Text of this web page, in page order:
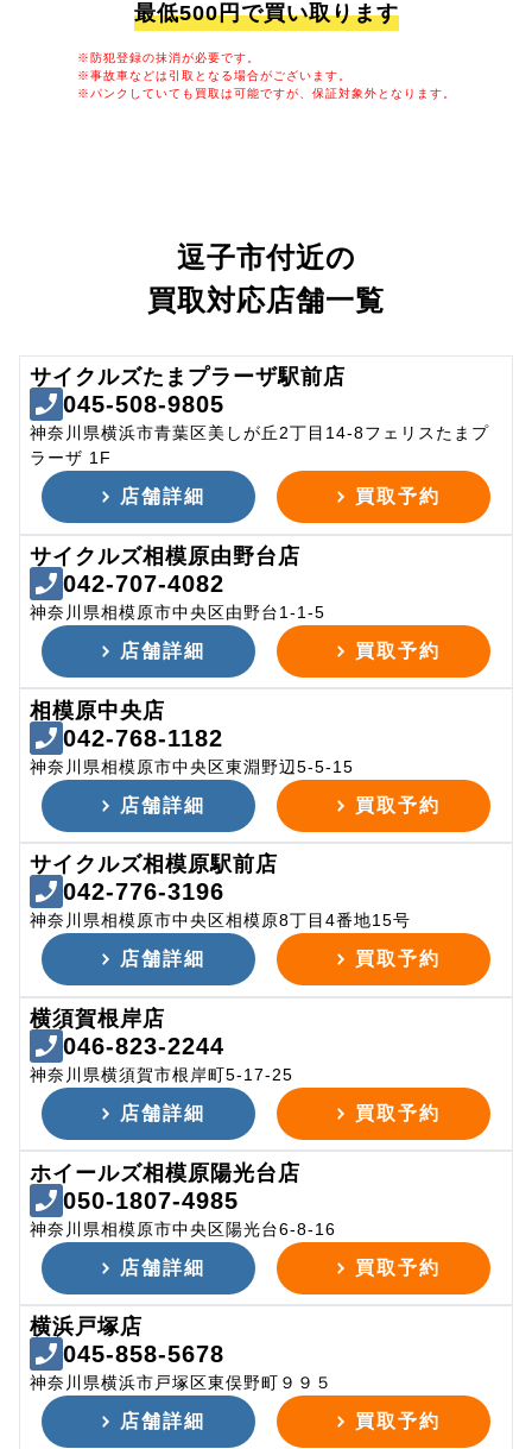
最低500円で買い取ります
※防犯登録の抹消が必要です。
※事故車などは引取となる場合がございます。
※パンクしていても買取は可能ですが、保証対象外となります。
逗子市付近の
買取対応店舗一覧
サイクルズたまプラーザ駅前店
045-508-9805
神奈川県横浜市青葉区美しが丘2丁目14-8フェリスたまプ
ラーザ 1F
店舗詳細 買取予約
サイクルズ相模原由野台店
042-707-4082
神奈川県相模原市中央区由野台1-1-5
店舗詳細 買取予約
相模原中央店
042-768-1182
神奈川県相模原市中央区東淵野辺5-5-15
店舗詳細 買取予約
サイクルズ相模原駅前店
042-776-3196
神奈川県相模原市中央区相模原8丁目4番地15号
店舗詳細 買取予約
横須賀根岸店
046-823-2244
神奈川県横須賀市根岸町5-17-25
店舗詳細 買取予約
ホイールズ相模原陽光台店
050-1807-4985
神奈川県相模原市中央区陽光台6-8-16
店舗詳細 買取予約
横浜戸塚店
045-858-5678
神奈川県横浜市戸塚区東俣野町９９５
店舗詳細 買取予約